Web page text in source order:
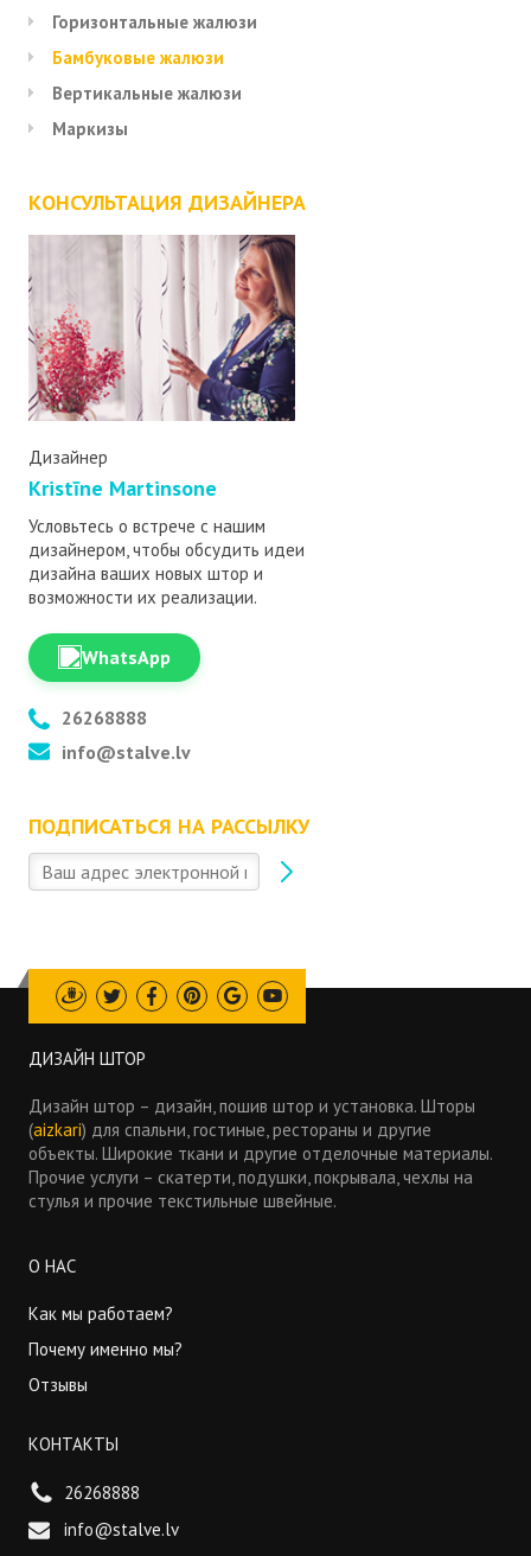
Горизонтальные жалюзи
Бамбуковые жалюзи
Вертикальные жалюзи
Маркизы
КОНСУЛЬТАЦИЯ ДИЗАЙНЕРА
Дизайнер
Kristīne Martinsone
Условьтесь о встрече с нашим
дизайнером, чтобы обсудить идеи
дизайна ваших новых штор и
возможности их реализации.
WhatsApp
26268888
info@stalve.lv
ПОДПИСАТЬСЯ НА РАССЫЛКУ
Draugiem
TwitterFacebookPinterest
GoogleYoutube
ДИЗАЙН ШТОР
Дизайн штор – дизайн, пошив штор и установка. Шторы
(aizkari) для спальни, гостиные, рестораны и другие
объекты. Широкие ткани и другие отделочные материалы.
Прочие услуги – скатерти, подушки, покрывала, чехлы на
стулья и прочие текстильные швейные.
О НАС
Как мы работаем?
Почему именно мы?
Отзывы
КОНТАКТЫ
26268888
info@stalve.lv